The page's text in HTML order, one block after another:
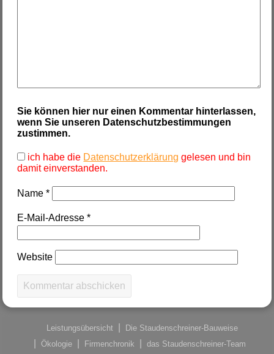
Sie können hier nur einen Kommentar hinterlassen,
wenn Sie unseren Datenschutzbestimmungen
zustimmen.
ich habe die Datenschutzerklärung gelesen und bin
damit einverstanden.
Name*
E-Mail-Adresse*
Website
Leistungsübersicht
Die Staudenschreiner-Bauweise
Ökologie
Firmenchronik
das Staudenschreiner-Team